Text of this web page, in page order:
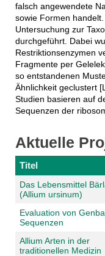
falsch angewendete
sowie Formen
Untersuchung zur
durchgeführt. Dabei
Restriktionsenzymen
Fragmente per
so entstandenen
Ähnlichkeit geclustert
Studien basieren auf
Sequenzen der
Aktuelle
Titel
Das Lebensmittel
(Allium ursinum)
Evaluation von
Sequenzen
Allium Arten in der
traditionellen Medizin